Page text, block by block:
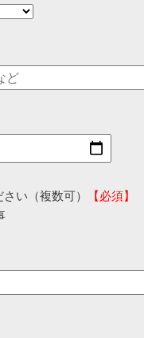
い（複数可）
【必須】